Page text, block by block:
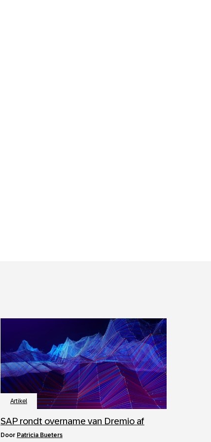
Artikel
SAP rondt overname van Dremio af
door Patricia Bueters